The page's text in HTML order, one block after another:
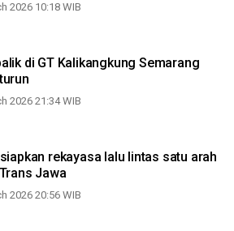
2026 10:18 WIB
di GT Kalikangkung Semarang
2026 21:34 WIB
rekayasa lalu lintas satu arah
Jawa
2026 20:56 WIB